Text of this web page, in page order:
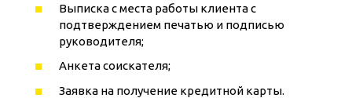
Выписка с места работы клиента с
подтверждением печатью и подписью
руководителя;
Анкета соискателя;
Заявка на получение кредитной карты.